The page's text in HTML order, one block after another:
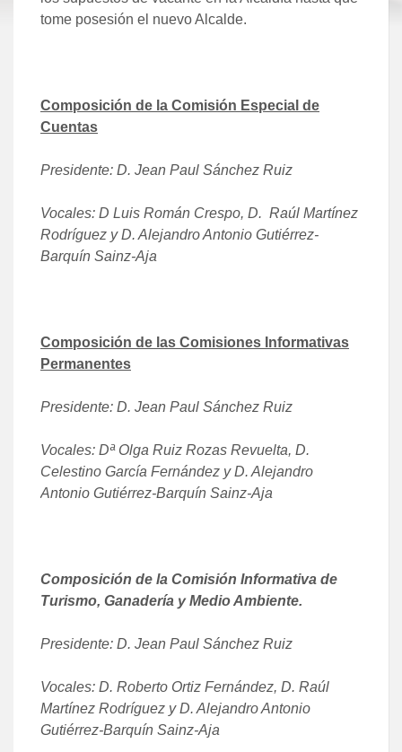
tome posesión el nuevo Alcalde.
Composición de la Comisión Especial de
Cuentas
Presidente: D. Jean Paul Sánchez Ruiz
Vocales: D Luis Román Crespo, D. Raúl Martínez
Rodríguez y D. Alejandro Antonio Gutiérrez-
Barquín Sainz-Aja
Composición de las Comisiones Informativas
Permanentes
Presidente: D. Jean Paul Sánchez Ruiz
Vocales: Dª Olga Ruiz Rozas Revuelta, D.
Celestino García Fernández y D. Alejandro
Antonio Gutiérrez-Barquín Sainz-Aja
Composición de la Comisión Informativa de
Turismo, Ganadería y Medio Ambiente.
Presidente: D. Jean Paul Sánchez Ruiz
Vocales: D. Roberto Ortiz Fernández, D. Raúl
Martínez Rodríguez y D. Alejandro Antonio
Gutiérrez-Barquín Sainz-Aja